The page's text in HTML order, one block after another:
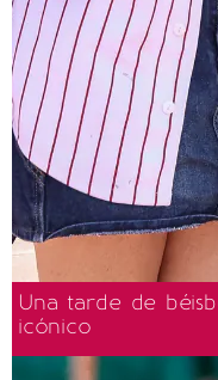
Una tarde de
icónico